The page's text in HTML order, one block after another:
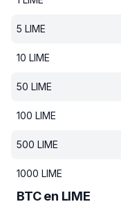
5 LIME
10 LIME
50 LIME
100 LIME
500 LIME
1000 LIME
BTC en LIME